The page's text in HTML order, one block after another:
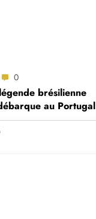
0
brésilienne
au Portugal